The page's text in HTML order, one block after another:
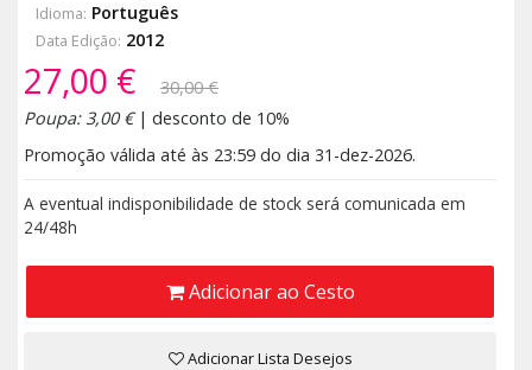
Idioma: Português
Data Edição: 2012
27,00 €
30,00 €
Poupa: 3,00 €| desconto de 10%
Promoção válida até às 23:59 do dia 31-dez-2026.
A eventual indisponibilidade de stock será comunicada em
24/48h
Adicionar ao Cesto
Adicionar Lista Desejos